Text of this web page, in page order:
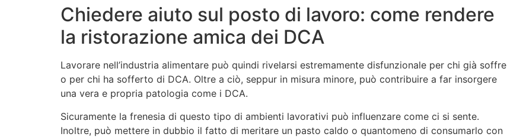
Chiedere aiuto sul posto di lavoro: come rendere
la ristorazione amica dei DCA
Lavorare nell’industria alimentare può quindi rivelarsi estremamente disfunzionale per chi già soffre
o per chi ha sofferto di DCA. Oltre a ciò, seppur in misura minore, può contribuire a far insorgere
una vera e propria patologia come i DCA.
Sicuramente la frenesia di questo tipo di ambienti lavorativi può influenzare come ci si sente.
Inoltre, può mettere in dubbio il fatto di meritare un pasto caldo o quantomeno di consumarlo con